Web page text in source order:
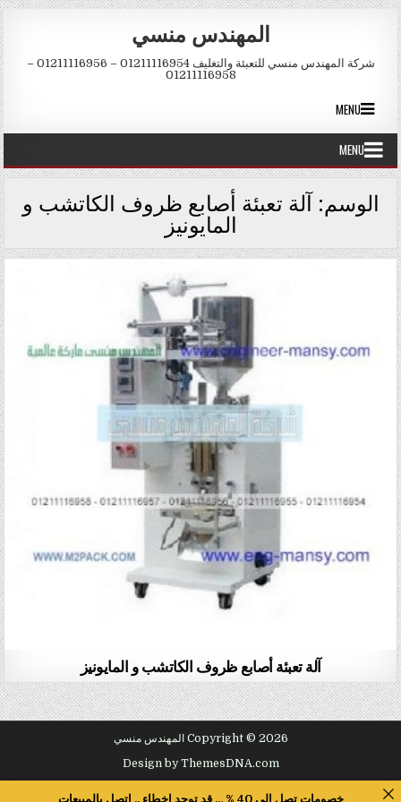
Skip to content
المهندس منسي
شركة المهندس منسي للتعبئة والتغليف 01211116954 – 01211116956 –
01211116958
MENU
MENU
الوسم:آلة تعبئة أصابع ظروف الكاتشب و
المايونيز
آلة تعبئة أصابع ظروف الكاتشب و المايونيز
Copyright © 2026 المهندس منسي
Design by ThemesDNA.com
خصومات تصل الى 40 % ... قد توجد اخطاء .. اتصل بالمبيعات